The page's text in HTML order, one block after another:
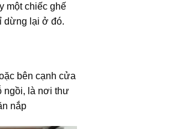
một chiếc ghế
dừng lại ở đó.
bên cạnh cửa
ngồi, là nơi thư
nắp